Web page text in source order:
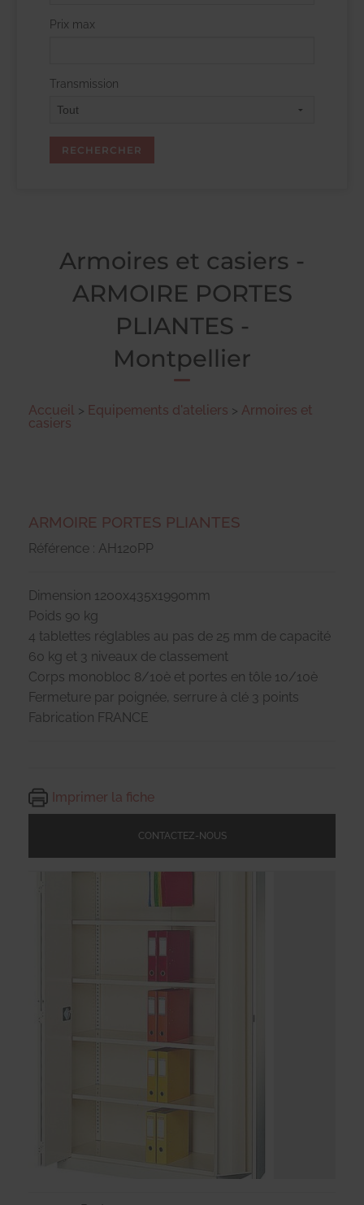
Prix max
Transmission
Armoires et casiers -
ARMOIRE PORTES
PLIANTES -
Montpellier
Accueil > Equipements d'ateliers > Armoires et
casiers
ARMOIRE PORTES PLIANTES
Référence : AH120PP
Dimension 1200x435x1990mm
Poids 90 kg
4 tablettes réglables au pas de 25 mm de capacité
60 kg et 3 niveaux de classement
Corps monobloc 8/10è et portes en tôle 10/10è
Fermeture par poignée, serrure à clé 3 points
Fabrication FRANCE
Imprimer la fiche
CONTACTEZ-NOUS